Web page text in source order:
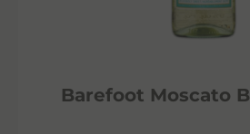
Barefoot Moscato